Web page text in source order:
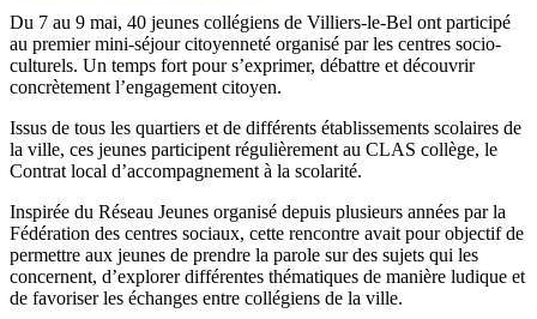
Du 7 au 9 mai, 40 jeunes collégiens de Villiers-le-Bel ont participé
au premier mini-séjour citoyenneté organisé par les centres socio-
culturels. Un temps fort pour s’exprimer, débattre et découvrir
concrètement l’engagement citoyen.
Issus de tous les quartiers et de différents établissements scolaires de
la ville, ces jeunes participent régulièrement au CLAS collège, le
Contrat local d’accompagnement à la scolarité.
Inspirée du Réseau Jeunes organisé depuis plusieurs années par la
Fédération des centres sociaux, cette rencontre avait pour objectif de
permettre aux jeunes de prendre la parole sur des sujets qui les
concernent, d’explorer différentes thématiques de manière ludique et
de favoriser les échanges entre collégiens de la ville.